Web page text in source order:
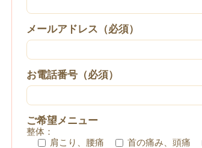
メールアドレス（必須）
お電話番号（必須）
ご希望メニュー
整体：
肩こり、腰痛
首の痛み、頭痛